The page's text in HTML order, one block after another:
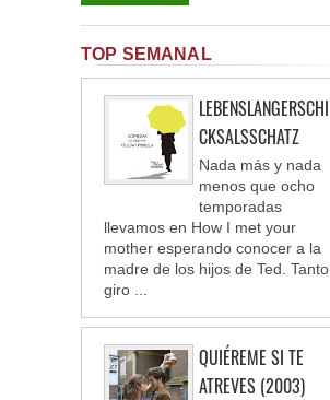
TOP SEMANAL
LEBENSLANGERSCHI
CKSALSSCHATZ
Nada más y nada
menos que ocho
temporadas
llevamos en How I met your
mother esperando conocer a la
madre de los hijos de Ted. Tanto
giro ...
QUIÉREME SI TE
ATREVES (2003)